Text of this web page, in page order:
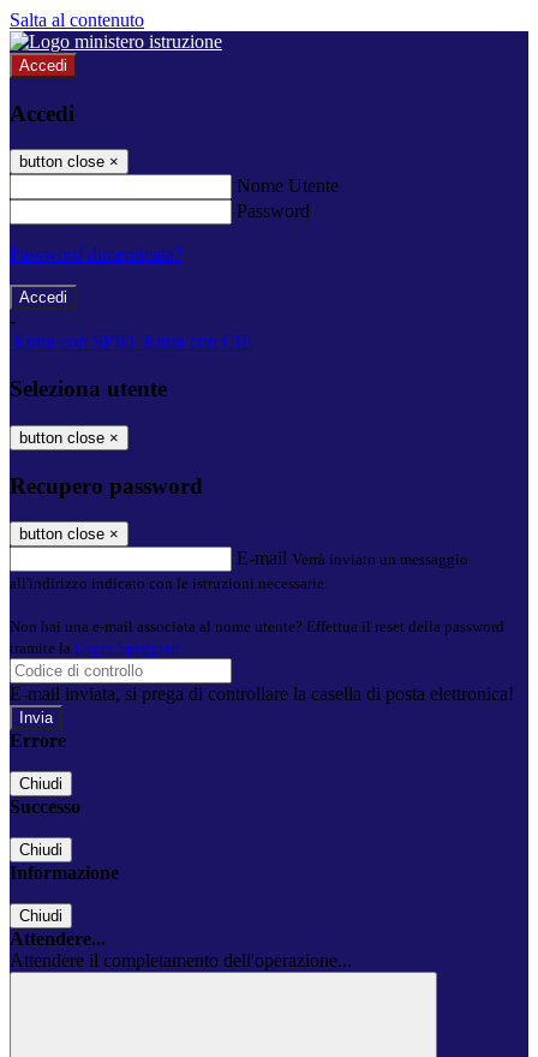
Salta al contenuto
Accedi
Accedi
button close ×
Nome Utente
Password
Password dimenticata?
-
Entra con SPID Entra con CIE
Seleziona utente
button close ×
Recupero password
button close ×
E-mail Verrà inviato un messaggio
all'indirizzo indicato con le istruzioni necessarie.
Non hai una e-mail associata al nome utente? Effettua il reset della password
tramite la Login Spaggiari
E-mail inviata, si prega di controllare la casella di posta elettronica!
Errore
Chiudi
Successo
Chiudi
Informazione
Chiudi
Attendere...
Attendere il completamento dell'operazione...